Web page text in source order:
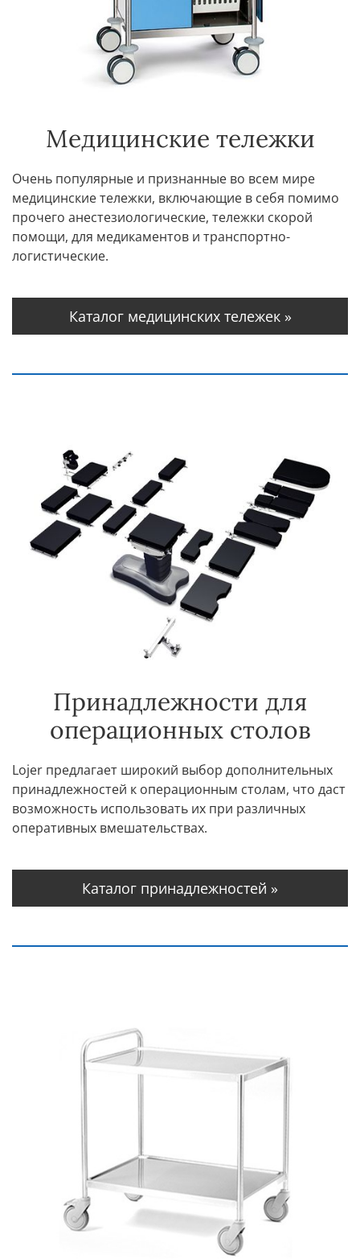
Медицинские тележки
Очень популярные и признанные во всем мире
медицинские тележки, включающие в себя помимо
прочего анестезиологические, тележки скорой
помощи, для медикаментов и транспортно-
логистические.
Каталог медицинских тележек »
Принадлежности для
операционных столов
Lojer предлагает широкий выбор дополнительных
принадлежностей к операционным столам, что даст
возможность использовать их при различных
оперативных вмешательствах.
Каталог принадлежностей »